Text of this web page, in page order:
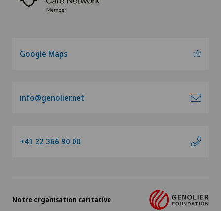
Google Maps
info@genolier.net
+41 22 366 90 00
Notre organisation caritative